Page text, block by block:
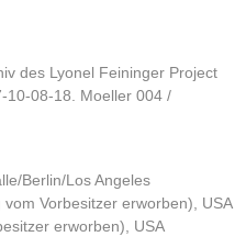
des Lyonel Feininger Project
10-08-18. Moeller 004 /
Berlin/Los Angeles
Vorbesitzer erworben), USA
erworben), USA